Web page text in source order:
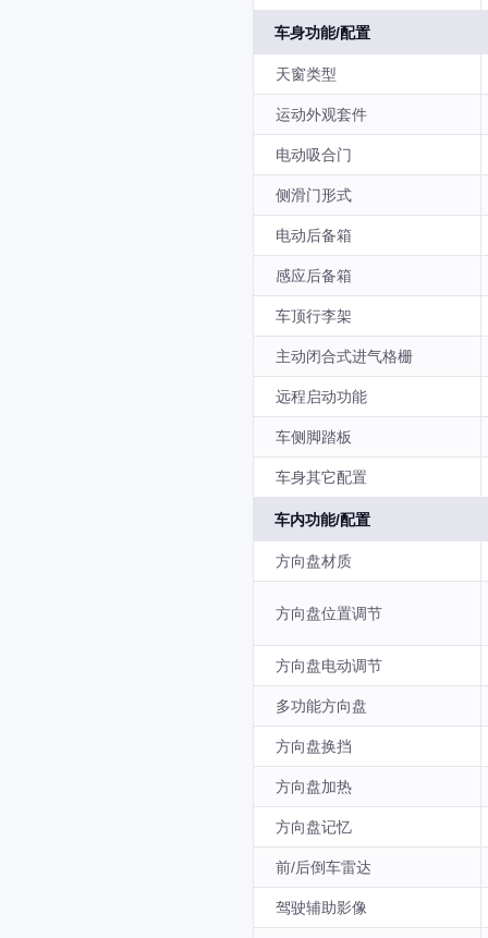
车身功能/配置
天窗类型
运动外观套件
电动吸合门
侧滑门形式
电动后备箱
感应后备箱
车顶行李架
主动闭合式进气格栅
远程启动功能
车侧脚踏板
车身其它配置
车内功能/配置
方向盘材质
方向盘位置调节
方向盘电动调节
多功能方向盘
方向盘换挡
方向盘加热
方向盘记忆
前/后倒车雷达
驾驶辅助影像